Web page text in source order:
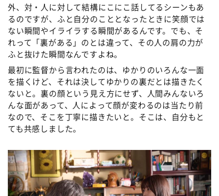
外、対・人に対して結構にこにこ話してるシーンもあ
るのですが、ふと自分のこととなったときに笑顔では
ない瞬間やイライラする瞬間があるんです。でも、そ
れって「裏がある」のとは違って、その人の肩の力が
ふと抜けた瞬間なんですよね。
最初に監督から言われたのは、ゆかりのいろんな一面
を描くけど、それは決してゆかりの裏だとは描きたく
ないと。裏の顔という見え方にせず、人間みんないろ
んな面があって、人によって顔が変わるのは当たり前
なので、そこを丁寧に描きたいと。そこは、自分もと
ても共感しました。